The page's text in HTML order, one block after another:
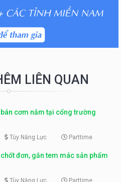
LIÊN QUAN
cơm nắm tại cổng trường
Tùy Năng Lực Parttime
đơn, gắn tem mác sản phẩm
Tùy Năng Lực Parttime